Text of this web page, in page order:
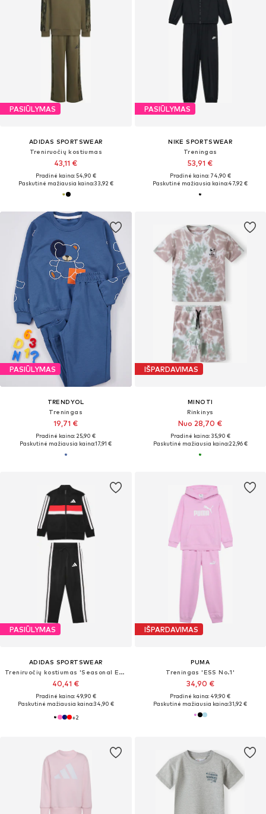
PASIŪLYMAS
ADIDAS SPORTSWEAR
Treniruočių kostiumas
43,11 €
Pradinė kaina: 54,90 €
Paskutinė mažiausia kaina:33,92 €
PASIŪLYMAS
NIKE SPORTSWEAR
Treningas
53,91 €
Pradinė kaina: 74,90 €
Paskutinė mažiausia kaina:47,92 €
PASIŪLYMAS
TRENDYOL
Treningas
19,71 €
Pradinė kaina: 25,90 €
Paskutinė mažiausia kaina:17,91 €
IŠPARDAVIMAS
MINOTI
Rinkinys
Nuo 28,70 €
Pradinė kaina: 35,90 €
Paskutinė mažiausia kaina:22,96 €
PASIŪLYMAS
ADIDAS SPORTSWEAR
Treniruočių kostiumas 'Seasonal Essentials Tiberio'
40,41 €
Pradinė kaina: 49,90 €
Paskutinė mažiausia kaina:34,90 €
+2
IŠPARDAVIMAS
PUMA
Treningas 'ESS No.1'
34,90 €
Pradinė kaina: 49,90 €
Paskutinė mažiausia kaina:31,92 €